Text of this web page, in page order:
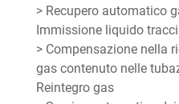
> Recupero automatico
Immissione liquido
> Compensazione nella
gas contenuto nelle
Reintegro gas